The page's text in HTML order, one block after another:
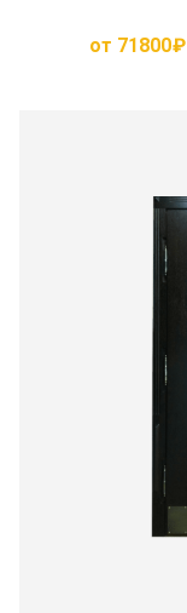
от 71800₽